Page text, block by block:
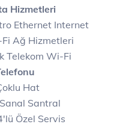
Hizmetleri
Ethernet Internet
Ağ Hizmetleri
Telekom Wi-Fi
Hat
Santral
Özel Servis